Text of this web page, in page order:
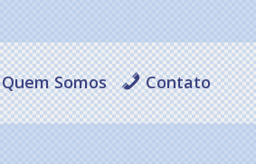
Quem Somos Contato